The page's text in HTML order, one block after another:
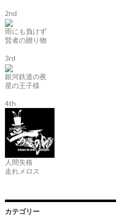
2nd
雨にも負けず
賢者の贈り物
3rd
銀河鉄道の夜
星の王子様
4th
人間失格
走れメロス
カテゴリー